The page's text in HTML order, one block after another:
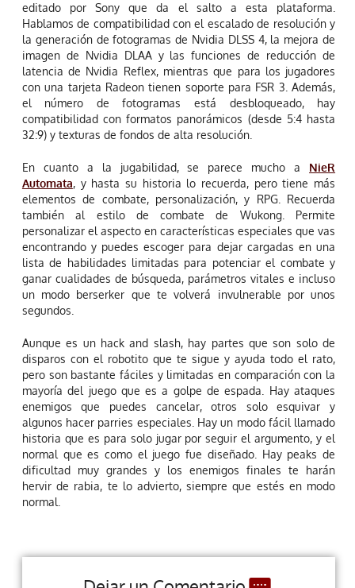
editado por Sony que da el salto a esta plataforma.
Hablamos de compatibilidad con el escalado de resolución y
la generación de fotogramas de Nvidia DLSS 4, la mejora de
imagen de Nvidia DLAA y las funciones de reducción de
latencia de Nvidia Reflex, mientras que para los jugadores
con una tarjeta Radeon tienen soporte para FSR 3. Además,
el número de fotogramas está desbloqueado, hay
compatibilidad con formatos panorámicos (desde 5:4 hasta
32:9) y texturas de fondos de alta resolución.
En cuanto a la jugabilidad, se parece mucho a NieR
Automata, y hasta su historia lo recuerda, pero tiene más
elementos de combate, personalización, y RPG. Recuerda
también al estilo de combate de Wukong. Permite
personalizar el aspecto en características especiales que vas
encontrando y puedes escoger para dejar cargadas en una
lista de habilidades limitadas para potenciar el combate y
ganar cualidades de búsqueda, parámetros vitales e incluso
un modo berserker que te volverá invulnerable por unos
segundos.
Aunque es un hack and slash, hay partes que son solo de
disparos con el robotito que te sigue y ayuda todo el rato,
pero son bastante fáciles y limitadas en comparación con la
mayoría del juego que es a golpe de espada. Hay ataques
enemigos que puedes cancelar, otros solo esquivar y
algunos hacer parries especiales. Hay un modo fácil llamado
historia que es para solo jugar por seguir el argumento, y el
normal que es como el juego fue diseñado. Hay peaks de
dificultad muy grandes y los enemigos finales te harán
hervir de rabia, te lo advierto, siempre que estés en modo
normal.